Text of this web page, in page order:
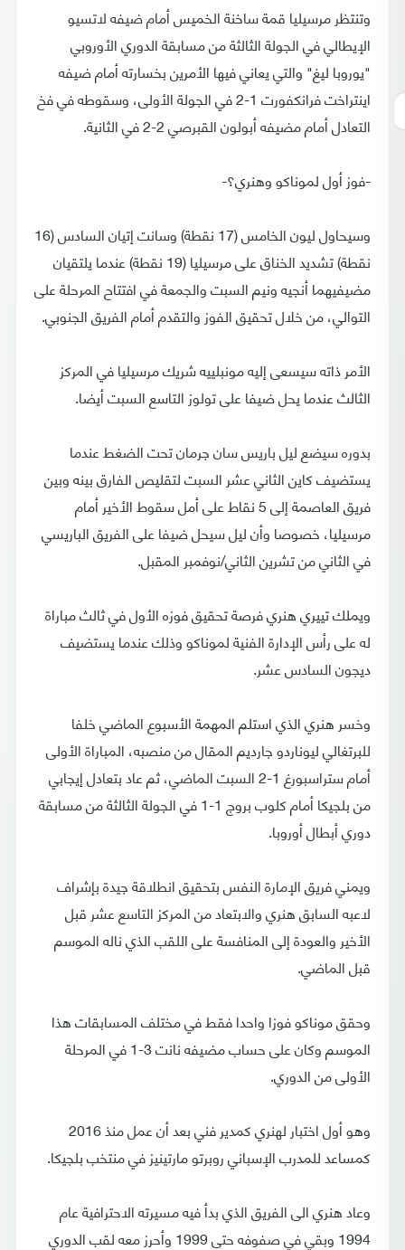
وتنتظر مرسيليا قمة ساخنة الخميس أمام ضيفه لاتسيو
الإيطالي في الجولة الثالثة من مسابقة الدوري الأوروبي
"يوروبا ليغ" والتي يعاني فيها الأمرين بخسارته أمام ضيفه
اينتراخت فرانكفورت 1-2 في الجولة الأولى، وسقوطه في فخ
التعادل أمام مضيفه أبولون القبرصي 2-2 في الثانية.
-فوز أول لموناكو وهنري؟-
وسيحاول ليون الخامس (17 نقطة) وسانت إتيان السادس (16
نقطة) تشديد الخناق على مرسيليا (19 نقطة) عندما يلتقيان
مضيفيهما أنجيه ونيم السبت والجمعة في افتتاح المرحلة على
التوالي، من خلال تحقيق الفوز والتقدم أمام الفريق الجنوبي.
الأمر ذاته سيسعى إليه مونبلييه شريك مرسيليا في المركز
الثالث عندما يحل ضيفا على تولوز التاسع السبت أيضا.
بدوره سيضع ليل باريس سان جرمان تحت الضغط عندما
يستضيف كاين الثاني عشر السبت لتقليص الفارق بينه وبين
فريق العاصمة إلى 5 نقاط على أمل سقوط الأخير أمام
مرسيليا، خصوصا وأن ليل سيحل ضيفا على الفريق الباريسي
في الثاني من تشرين الثاني/نوفمبر المقبل.
ويملك تييري هنري فرصة تحقيق فوزه الأول في ثالث مباراة
له على رأس الإدارة الفنية لموناكو وذلك عندما يستضيف
ديجون السادس عشر.
وخسر هنري الذي استلم المهمة الأسبوع الماضي خلفا
للبرتغالي ليوناردو جارديم المقال من منصبه، المباراة الأولى
أمام ستراسبورغ 1-2 السبت الماضي، ثم عاد بتعادل إيجابي
من بلجيكا أمام كلوب بروج 1-1 في الجولة الثالثة من مسابقة
دوري أبطال أوروبا.
ويمني فريق الإمارة النفس بتحقيق انطلاقة جيدة بإشراف
لاعبه السابق هنري والابتعاد من المركز التاسع عشر قبل
الأخير والعودة إلى المنافسة على اللقب الذي ناله الموسم
قبل الماضي.
وحقق موناكو فوزا واحدا فقط في مختلف المسابقات هذا
الموسم وكان على حساب مضيفه نانت 3-1 في المرحلة
الأولى من الدوري.
وهو أول اختبار لهنري كمدير فني بعد أن عمل منذ 2016
كمساعد للمدرب الإسباني روبرتو مارتينيز في منتخب بلجيكا.
وعاد هنري الى الفريق الذي بدأ فيه مسيرته الاحترافية عام
1994 وبقي في صفوفه حتى 1999 وأحرز معه لقب الدوري